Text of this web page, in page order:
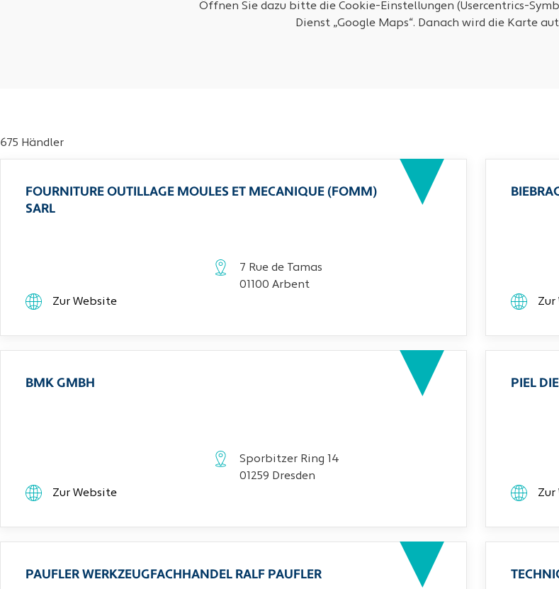
Öffnen Sie dazu bitte die Cookie-Einstellungen (Usercentrics-
Dienst „Google Maps“. Danach wird die Karte
675 Händler
FOURNITURE OUTILLAGE MOULES ET MECANIQUE (FOMM)
SARL
7 Rue de Tamas
01100 Arbent
Zur Website
Zur
BMK GMBH
Sporbitzer Ring 14
01259 Dresden
Zur Website
PIEL
Zur
PAUFLER WERKZEUGFACHHANDEL RALF PAUFLER